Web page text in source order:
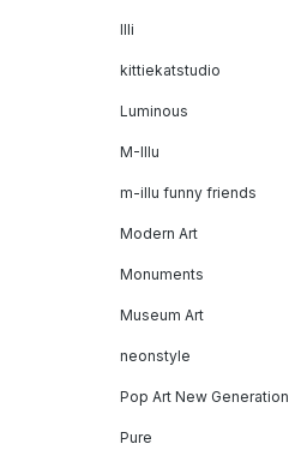
Illi
kittiekatstudio
Luminous
M-Illu
m-illu funny friends
Modern Art
Monuments
Museum Art
neonstyle
Pop Art New Generation
Pure